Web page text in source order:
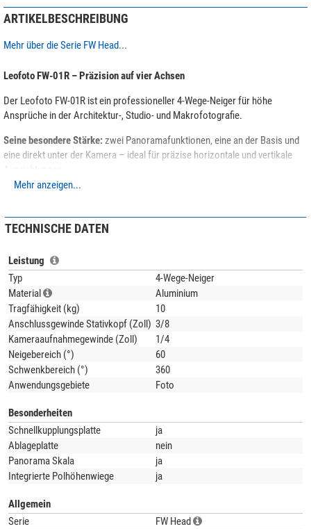
ARTIKELBESCHREIBUNG
Mehr über die Serie FW Head...
Leofoto FW-01R – Präzision auf vier Achsen
Der Leofoto FW-01R ist ein professioneller 4-Wege-Neiger für höhe
Ansprüche in der Architektur-, Studio- und Makrofotografie.
Seine besondere Stärke:zwei Panoramafunktionen, eine an der Basis und
eine direkt unter der Kamera – ideal für präzise horizontale und vertikale
Friktionseinstellung
Bildkompositionen. Gerade bei der Architekturfotografie sorgt der
Ein cleveres Plus für den Transport: Die
passt der Neiger problemlos in jede Tasche und entkräftet das
Hauptargument gegen Mehrwege-Neiger: die sperrige Bauform.
Mehr anzeigen...
TECHNISCHE DATEN
Leistung
Typ
4-Wege-Neiger
Material
Aluminium
Tragfähigkeit (kg)
10
Anschlussgewinde Stativkopf (Zoll) 3/8
Kameraaufnahmegewinde (Zoll)
1/4
Neigebereich (°)
60
Schwenkbereich (°)
360
Anwendungsgebiete
Foto
Besonderheiten
Schnellkupplungsplatte
ja
Ablageplatte
nein
Panorama Skala
ja
Integrierte Polhöhenwiege
ja
Allgemein
Serie
FW Head